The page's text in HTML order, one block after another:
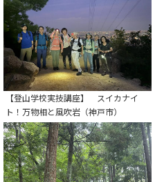
【登山学校実技講座】 スイカナイ
ト！万物相と風吹岩（神戸市）